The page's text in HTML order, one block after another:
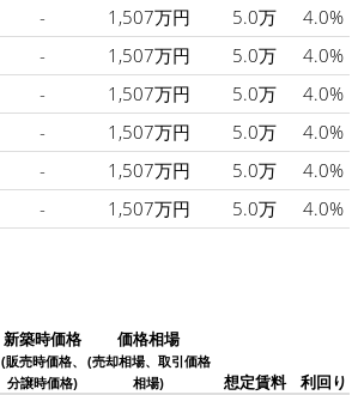
- 1,507万円 5.0万
4.0%
- 1,507万円 5.0万
4.0%
- 1,507万円 5.0万
4.0%
- 1,507万円 5.0万
4.0%
- 1,507万円 5.0万
4.0%
- 1,507万円 5.0万 4.0%
新築時価格
(販売時価格、
分譲時価格)
価格相場
(売却相場、取引価格
相場)
想定賃料 利回り